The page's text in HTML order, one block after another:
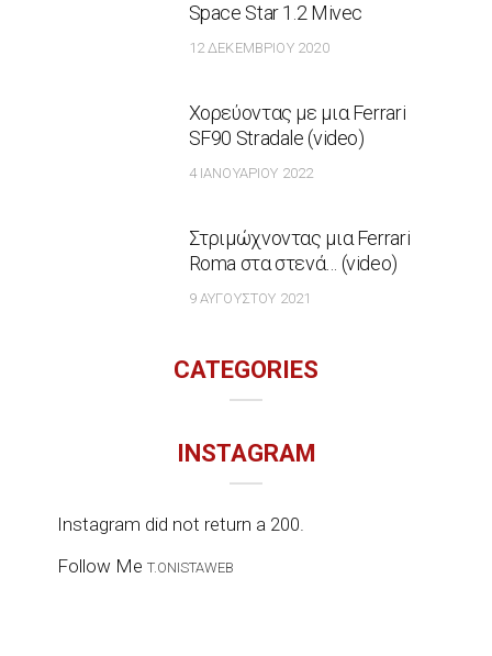
Space Star 1.2 Mivec
12 ΔΕΚΕΜΒΡΊΟΥ 2020
Χορεύοντας με μια Ferrari
SF90 Stradale (video)
4 ΙΑΝΟΥΑΡΊΟΥ 2022
Στριμώχνοντας μια Ferrari
Roma στα στενά… (video)
9 ΑΥΓΟΎΣΤΟΥ 2021
CATEGORIES
INSTAGRAM
Instagram did not return a 200.
Follow Me T.ONISTAWEB